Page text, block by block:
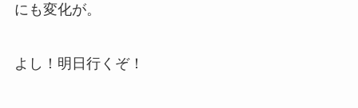
にも変化が。
よし！明日行くぞ！